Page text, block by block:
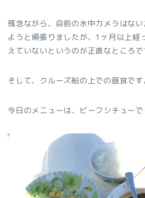
残念ながら、自前の水中カメラはな
ようと頑張りましたが、1ヶ月以上経
えていないというのが正直なところで
そして、クルーズ船の上での昼食です
今日のメニューは、ビーフシチューで